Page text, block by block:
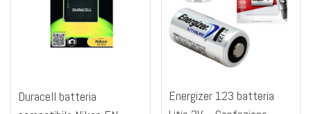
Duracell batteria
Energizer 123 batteria